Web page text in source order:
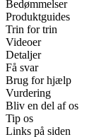
Bedømmelser
Produktguides
Trin for trin
Videoer
Detaljer
Få svar
Brug for hjælp
Vurdering
Bliv en del af os
Tip os
Links på siden